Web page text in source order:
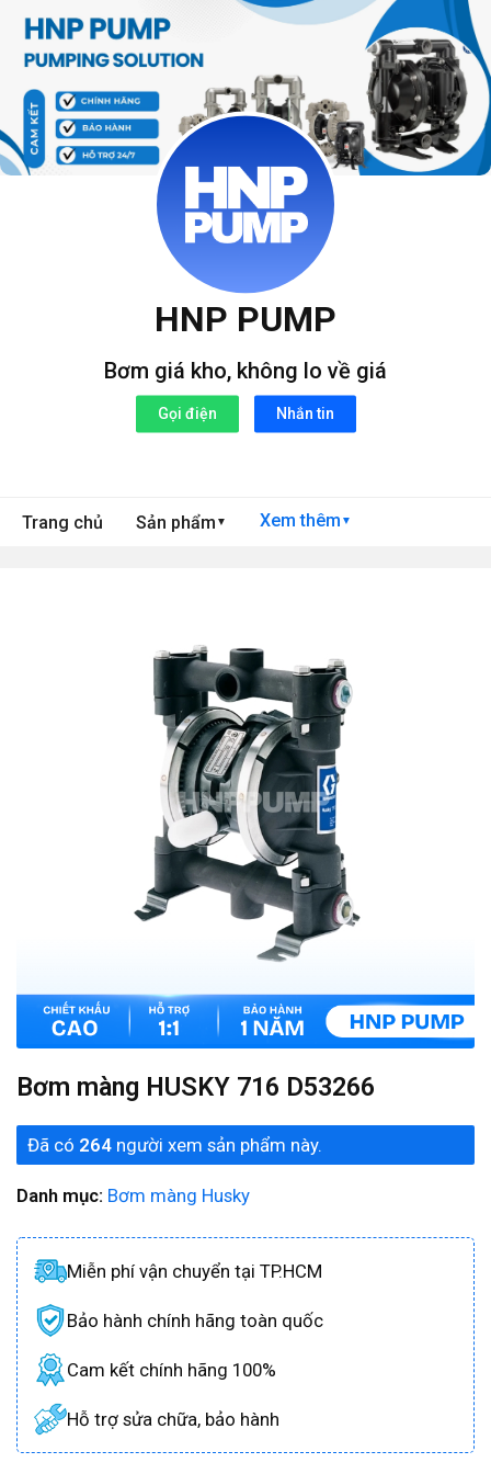
qua
dung
HNP PUMP
Bơm giá kho, không lo về giá
Gọi điện Nhắn tin
Trang chủ Sản phẩm ▼ Xem thêm ▼
Bơm màng HUSKY 716 D53266
Đã có 264 người xem sản phẩm này.
Danh mục: Bơm màng Husky
Miễn phí vận chuyển tại TP.HCM
Bảo hành chính hãng toàn quốc
Cam kết chính hãng 100%
Hỗ trợ sửa chữa, bảo hành